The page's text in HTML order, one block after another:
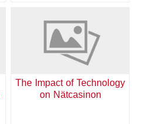
The Impact of Technology
on Nätcasinon